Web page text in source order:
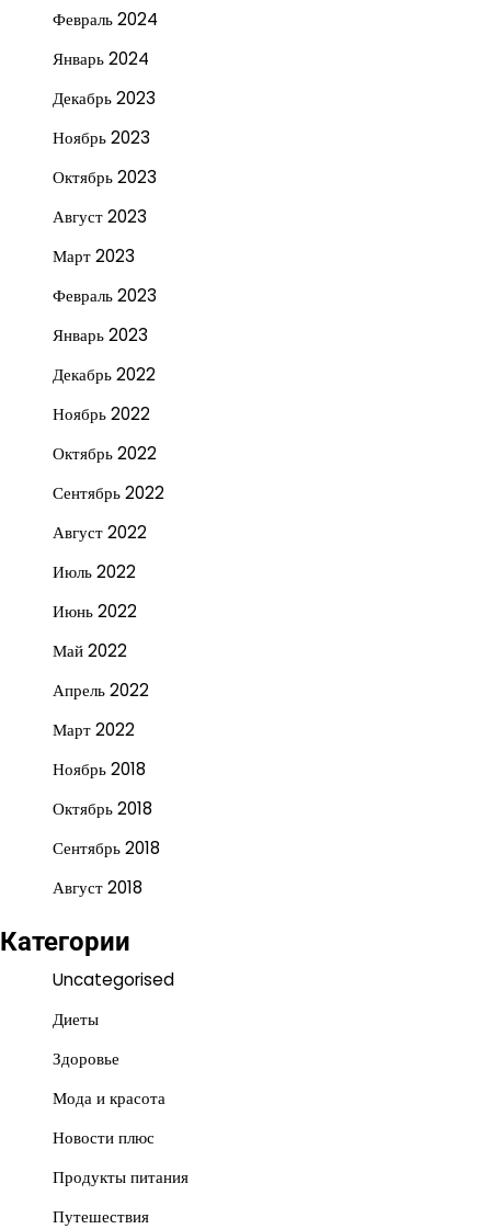
Февраль 2024
Январь 2024
Декабрь 2023
Ноябрь 2023
Октябрь 2023
Август 2023
Март 2023
Февраль 2023
Январь 2023
Декабрь 2022
Ноябрь 2022
Октябрь 2022
Сентябрь 2022
Август 2022
Июль 2022
Июнь 2022
Май 2022
Апрель 2022
Март 2022
Ноябрь 2018
Октябрь 2018
Сентябрь 2018
Август 2018
Категории
Uncategorised
Диеты
Здоровье
Мода и красота
Новости плюс
Продукты питания
Путешествия